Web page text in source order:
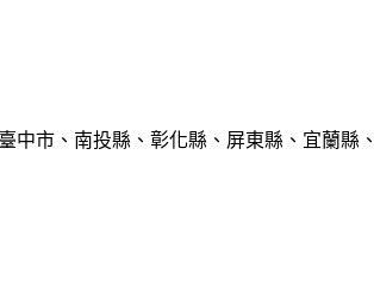
市、南投縣、彰化縣、屏東縣、宜蘭縣